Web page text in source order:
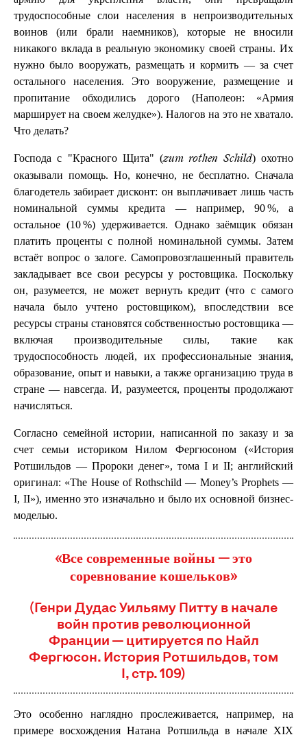
трудоспособные слои населения в непроизводительных
воинов (или брали наемников), которые не вносили
никакого вклада в реальную экономику своей страны. Их
нужно было вооружать, размещать и кормить — за счет
остального населения. Это вооружение, размещение и
пропитание обходились дорого (Наполеон: «Армия
марширует на своем желудке»). Налогов на это не хватало.
Что делать?
Господа с "Красного Щита" (zum rothen Schild) охотно
оказывали помощь. Но, конечно, не бесплатно. Сначала
благодетель забирает дисконт: он выплачивает лишь часть
номинальной суммы кредита — например, 90 %, а
остальное (10 %) удерживается. Однако заёмщик обязан
платить проценты с полной номинальной суммы. Затем
встаёт вопрос о залоге. Самопровозглашенный правитель
закладывает все свои ресурсы у ростовщика. Поскольку
он, разумеется, не может вернуть кредит (что с самого
начала было учтено ростовщиком), впоследствии все
ресурсы страны становятся собственностью ростовщика —
включая производительные силы, такие как
трудоспособность людей, их профессиональные знания,
образование, опыт и навыки, а также организацию труда в
стране — навсегда. И, разумеется, проценты продолжают
начисляться.
Согласно семейной истории, написанной по заказу и за
счет семьи историком Нилом Фергюсоном («История
Ротшильдов — Пророки денег», тома I и II; английский
оригинал: «The House of Rothschild — Money’s Prophets —
I, II»), именно это изначально и было их основной бизнес-
моделью.
«Все современные войны — это
соревнование кошельков»
(Генри Дудас Уильяму Питту в начале
войн против революционной
Франции — цитируется по Найл
Фергюсон. История Ротшильдов, том
I, стр. 109)
Это особенно наглядно прослеживается, например, на
примере восхождения Натана Ротшильда в начале XIX